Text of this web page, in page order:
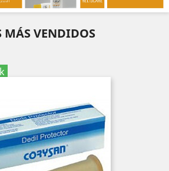
MÁS VENDIDOS